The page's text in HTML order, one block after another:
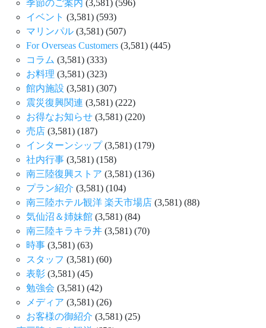
季節のご案内 (3,581) (596)
イベント (3,581) (593)
マリンパル (3,581) (507)
For Overseas Customers (3,581) (445)
コラム (3,581) (333)
お料理 (3,581) (323)
館内施設 (3,581) (307)
震災復興関連 (3,581) (222)
お得なお知らせ (3,581) (220)
売店 (3,581) (187)
インターンシップ(3,581) (179)
社内行事 (3,581) (158)
南三陸復興ストア (3,581) (136)
プラン紹介 (3,581) (104)
南三陸ホテル観洋 楽天市場店 (3,581) (88)
気仙沼＆姉妹館 (3,581) (84)
南三陸キラキラ丼 (3,581) (70)
時事 (3,581) (63)
スタッフ (3,581) (60)
表彰 (3,581) (45)
勉強会 (3,581) (42)
メディア (3,581) (26)
お客様の御紹介 (3,581) (25)